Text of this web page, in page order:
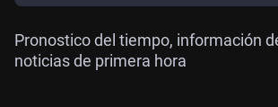
Pronostico del tiempo, información
noticias de primera hora